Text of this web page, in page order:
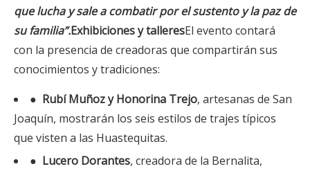
que lucha y sale a combatir por el sustento y la paz de
su familia”.Exhibiciones y talleresEl evento contará
con la presencia de creadoras que compartirán sus
conocimientos y tradiciones:
● Rubí Muñoz y Honorina Trejo, artesanas de San
Joaquín, mostrarán los seis estilos de trajes típicos
que visten a las Huastequitas.
● Lucero Dorantes, creadora de la Bernalita,